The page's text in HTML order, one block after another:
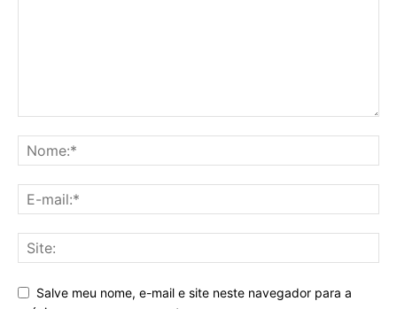
Salve meu nome, e-mail e site neste navegador para a